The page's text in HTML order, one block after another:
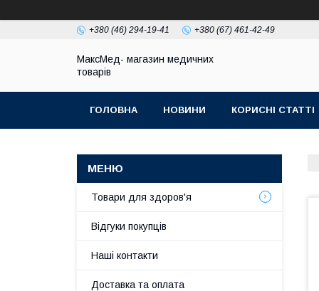
+380 (46) 294-19-41 +380 (67) 461-42-49
МаксМед- магазин медичних
товарів
ГОЛОВНА НОВИНИ КОРИСНІ СТАТТІ
Товари для здоров'я
Відгуки покупців
Наші контакти
Доставка та оплата